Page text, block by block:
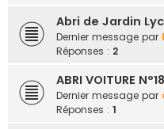
Abri de Jardin
Dernier message par
Réponses : 2
ABRI VOITURE
Dernier message par
Réponses : 1